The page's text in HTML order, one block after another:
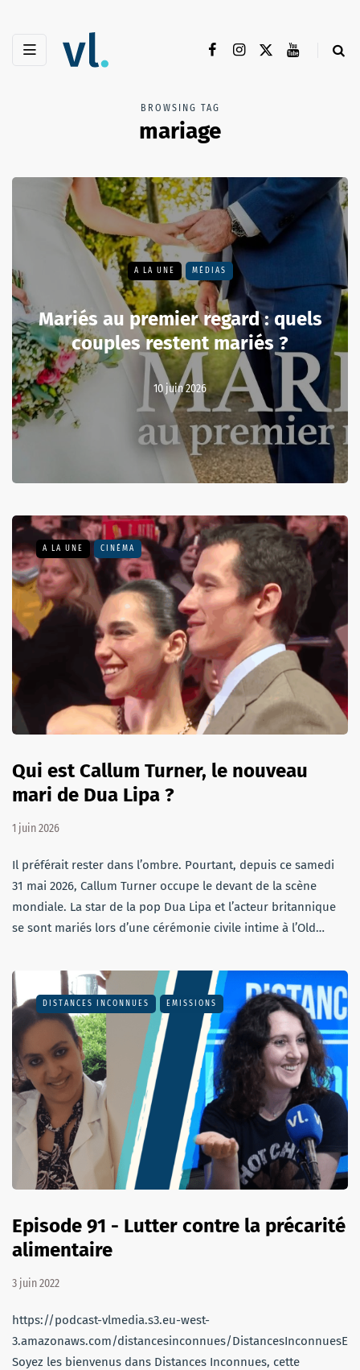
BROWSING TAG
mariage
A LA UNE MÉDIAS
Mariés au premier regard : quels
couples restent mariés ?
10 juin 2026
A LA UNE CINÉMA
Qui est Callum Turner, le nouveau
mari de Dua Lipa ?
1 juin 2026
Il préférait rester dans l’ombre. Pourtant, depuis ce samedi
31 mai 2026, Callum Turner occupe le devant de la scène
mondiale. La star de la pop Dua Lipa et l’acteur britannique
se sont mariés lors d’une cérémonie civile intime à l’Old…
DISTANCES INCONNUES EMISSIONS
Episode 91 - Lutter contre la précarité
alimentaire
3 juin 2022
https://podcast-vlmedia.s3.eu-west-
3.amazonaws.com/distancesinconnues/
Soyez les bienvenus dans Distances Inconnues, cette